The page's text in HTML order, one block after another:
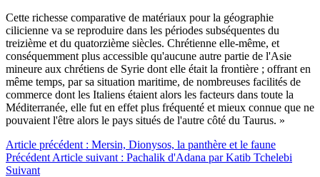
Cette richesse comparative de matériaux pour la géographie
cilicienne va se reproduire dans les périodes subséquentes du
treizième et du quatorzième siècles. Chrétienne elle-même, et
conséquemment plus accessible qu'aucune autre partie de l'Asie
mineure aux chrétiens de Syrie dont elle était la frontière ; offrant en
même temps, par sa situation maritime, de nombreuses facilités de
commerce dont les Italiens étaient alors les facteurs dans toute la
Méditerranée, elle fut en effet plus fréquenté et mieux connue que ne
pouvaient l'être alors le pays situés de l'autre côté du Taurus. »
Article précédent : Mersin, Dionysos, la panthère et le faune
Précédent Article suivant : Pachalik d'Adana par Katib Tchelebi
Suivant